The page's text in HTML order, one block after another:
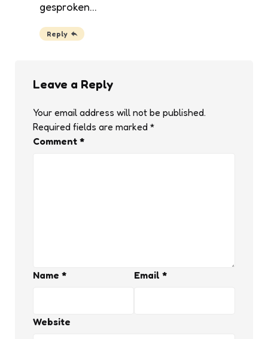
gesproken…
Reply
Leave a Reply
Your email address will not be published.
Required fields are marked *
Comment *
Name * Email *
Website